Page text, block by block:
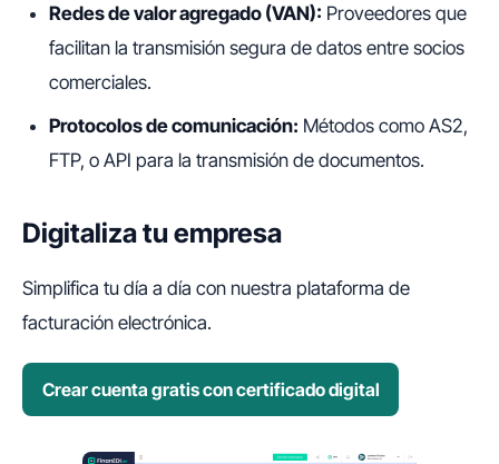
Redes de valor agregado (VAN): Proveedores que
facilitan la transmisión segura de datos entre socios
comerciales.
Protocolos de comunicación: Métodos como AS2,
FTP, o API para la transmisión de documentos.
Digitaliza tu empresa
Simplifica tu día a día con nuestra plataforma de
facturación electrónica.
Crear cuenta gratis con certificado digital